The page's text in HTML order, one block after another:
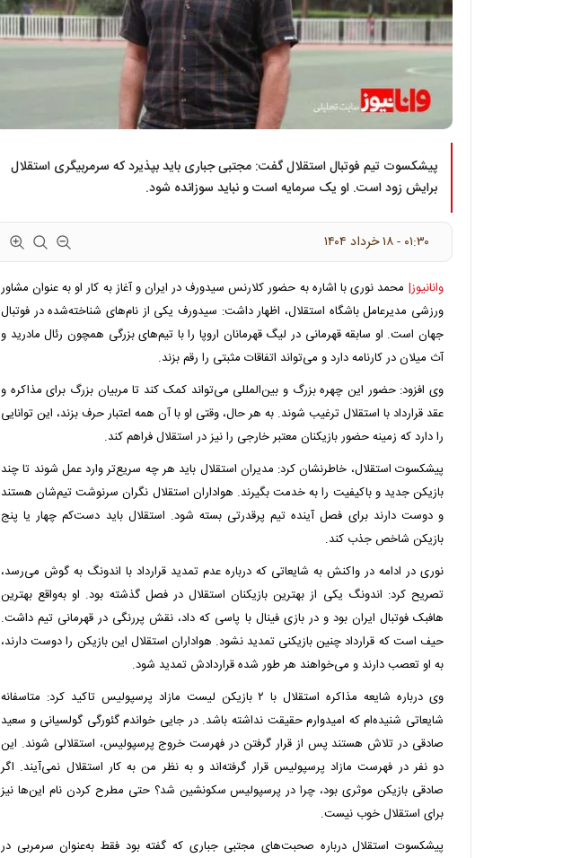
پیشکسوت تیم فوتبال استقلال گفت: مجتبی جباری باید بپذیرد که سرمربیگری استقلال
برایش زود است. او یک سرمایه است و نباید سوزانده شود.
۰۱:۳۰ - ۱۸ خرداد ۱۴۰۴
وانانیوز| محمد نوری با اشاره به حضور کلارنس سیدورف در ایران و آغاز به کار او به عنوان مشاور
ورزشی مدیرعامل باشگاه استقلال، اظهار داشت: سیدورف یکی از نام‌های شناخته‌شده در فوتبال
جهان است. او سابقه قهرمانی در لیگ قهرمانان اروپا را با تیم‌های بزرگی همچون رئال مادرید و
آث میلان در کارنامه دارد و می‌تواند اتفاقات مثبتی را رقم بزند.
وی افزود: حضور این چهره بزرگ و بین‌المللی می‌تواند کمک کند تا مربیان بزرگ برای مذاکره و
عقد قرارداد با استقلال ترغیب شوند. به هر حال، وقتی او با آن همه اعتبار حرف بزند، این توانایی
را دارد که زمینه حضور بازیکنان معتبر خارجی را نیز در استقلال فراهم کند.
پیشکسوت استقلال، خاطرنشان کرد: مدیران استقلال باید هر چه سریع‌تر وارد عمل شوند تا چند
بازیکن جدید و باکیفیت را به خدمت بگیرند. هواداران استقلال نگران سرنوشت تیم‌شان هستند
و دوست دارند برای فصل آینده تیم پرقدرتی بسته شود. استقلال باید دست‌کم چهار یا پنج
بازیکن شاخص جذب کند.
نوری در ادامه در واکنش به شایعاتی که درباره عدم تمدید قرارداد با اندونگ به گوش می‌رسد،
تصریح کرد: اندونگ یکی از بهترین بازیکنان استقلال در فصل گذشته بود. او به‌واقع بهترین
هافبک فوتبال ایران بود و در بازی فینال با پاسی که داد، نقش پررنگی در قهرمانی تیم داشت.
حیف است که قرارداد چنین بازیکنی تمدید نشود. هواداران استقلال این بازیکن را دوست دارند،
به او تعصب دارند و می‌خواهند هر طور شده قراردادش تمدید شود.
وی درباره شایعه مذاکره استقلال با ۲ بازیکن لیست مازاد پرسپولیس تاکید کرد: متاسفانه
شایعاتی شنیده‌ام که امیدوارم حقیقت نداشته باشد. در جایی خواندم گئورگی گولسیانی و سعید
صادقی در تلاش هستند پس از قرار گرفتن در فهرست خروج پرسپولیس، استقلالی شوند. این
دو نفر در فهرست مازاد پرسپولیس قرار گرفته‌اند و به نظر من به کار استقلال نمی‌آیند. اگر
صادقی بازیکن موثری بود، چرا در پرسپولیس سکونشین شد؟ حتی مطرح کردن نام این‌ها نیز
برای استقلال خوب نیست.
پیشکسوت استقلال درباره صحبت‌های مجتبی جباری که گفته بود فقط به‌عنوان سرمربی در